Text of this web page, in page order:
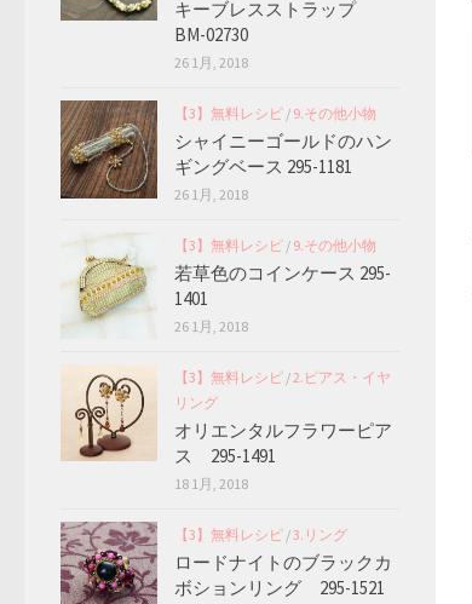
キーブレスストラップ
BM-02730
26 1月, 2018
【3】無料レシピ / 9.その他小物
シャイニーゴールドのハン
ギングベース 295-1181
26 1月, 2018
【3】無料レシピ / 9.その他小物
若草色のコインケース 295-
1401
26 1月, 2018
【3】無料レシピ /2.ピアス・イヤ
リング
オリエンタルフラワーピア
ス 295-1491
18 1月, 2018
【3】無料レシピ /3.リング
ロードナイトのブラックカ
ボションリング 295-1521